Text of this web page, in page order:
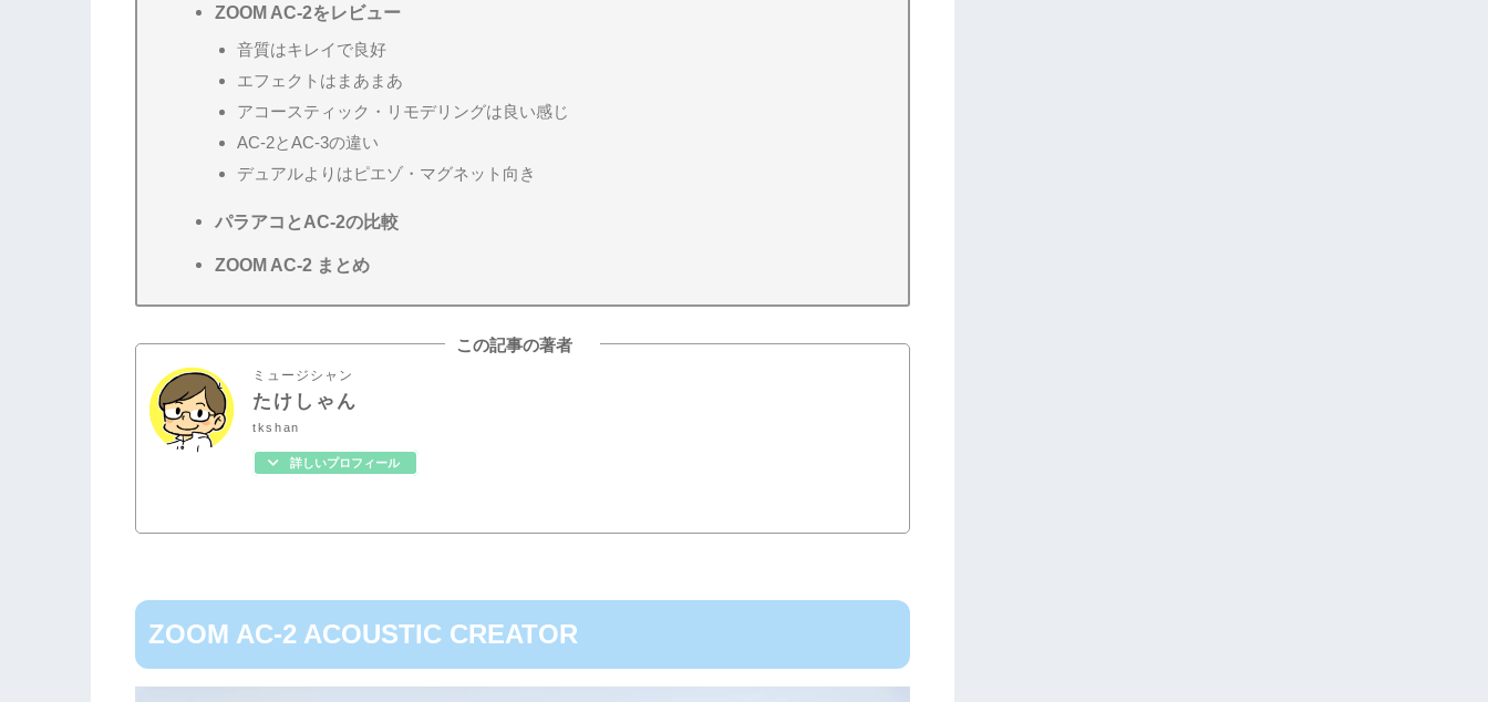
ZOOM AC-2をレビュー
音質はキレイで良好
エフェクトはまあまあ
アコースティック・リモデリングは良い感じ
AC-2とAC-3の違い
デュアルよりはピエゾ・マグネット向き
パラアコとAC-2の比較
ZOOM AC-2 まとめ
この記事の著者
ミュージシャン
たけしゃん
tkshan
詳しいプロフィール
ZOOM AC-2 ACOUSTIC CREATOR